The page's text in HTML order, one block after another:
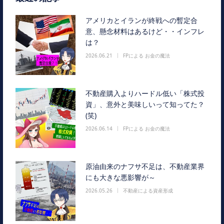
アメリカとイランが終戦への暫定合
意、懸念材料はあるけど・・インフレ
は？
2026.06.21 FPによる お金の魔法
不動産購入よりハードル低い「株式投
資」、意外と美味しいって知ってた？
(笑)
2026.06.14 FPによる お金の魔法
原油由来のナフサ不足は、不動産業界
にも大きな悪影響が～
2026.05.26 不動産による資産形成